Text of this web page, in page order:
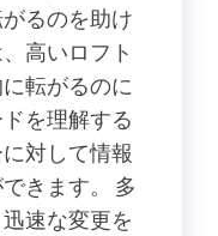
るのを助け
高いロフト
転がるのに
を理解する
対して情報
きます。 多
速な変更を